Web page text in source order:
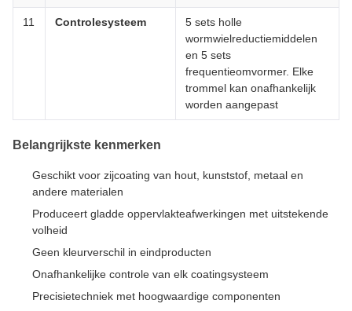
11 Controlesysteem
5 sets holle
wormwielreductiemiddelen
en 5 sets
frequentieomvormer. Elke
trommel kan onafhankelijk
worden aangepast
Belangrijkste kenmerken
Geschikt voor zijcoating van hout, kunststof, metaal en
andere materialen
Produceert gladde oppervlakteafwerkingen met uitstekende
volheid
Geen kleurverschil in eindproducten
Onafhankelijke controle van elk coatingsysteem
Precisietechniek met hoogwaardige componenten